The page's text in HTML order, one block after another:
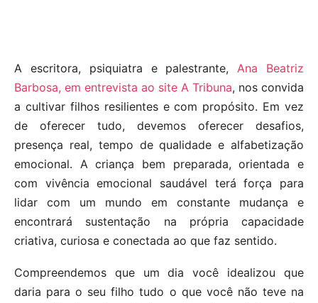
A escritora, psiquiatra e palestrante,Ana Beatriz
Barbosa, em entrevista ao site A Tribuna, nos convida
a cultivar filhos resilientes e com propósito. Em vez
de oferecer tudo, devemos oferecer desafios,
presença real, tempo de qualidade e alfabetização
emocional. A criança bem preparada, orientada e
com vivência emocional saudável terá força para
lidar com um mundo em constante mudança e
encontrará sustentação na própria capacidade
criativa, curiosa e conectada ao que faz sentido.
Compreendemos que um dia você idealizou que
daria para o seu filho tudo o que você não teve na